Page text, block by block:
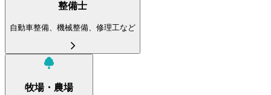
整備士
自動車整備、機械整備、修理工など
牧場・農場